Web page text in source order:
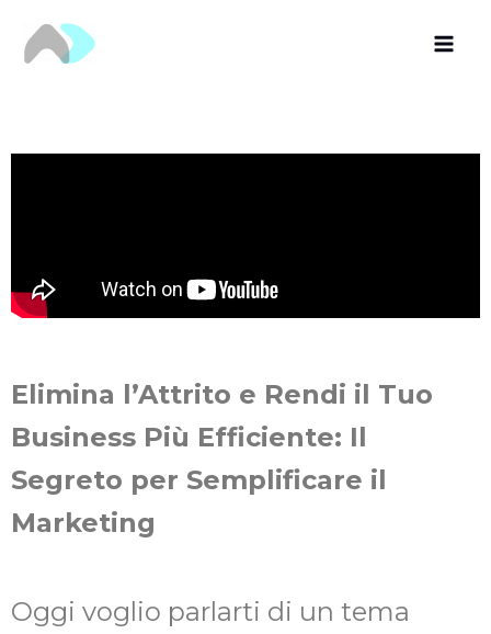
Elimina l’Attrito e Rendi il Tuo
Business Più Efficiente: Il
Segreto per Semplificare il
Marketing
Oggi voglio parlarti di un tema